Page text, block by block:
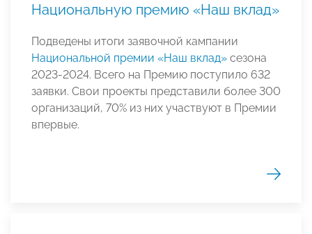
Национальную премию «Наш вклад»
Подведены итоги заявочной кампании
Национальной премии «Наш вклад» сезона
2023-2024. Всего на Премию поступило 632
заявки. Свои проекты представили более 300
организаций, 70% из них участвуют в Премии
впервые.